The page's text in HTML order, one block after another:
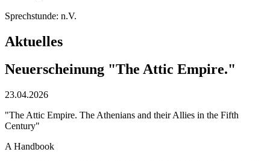
Sprechstunde: n.V.
Aktuelles
Neuerscheinung "The Attic Empire."
23.04.2026
"The Attic Empire. The Athenians and their Allies in the Fifth
Century"
A Handbook